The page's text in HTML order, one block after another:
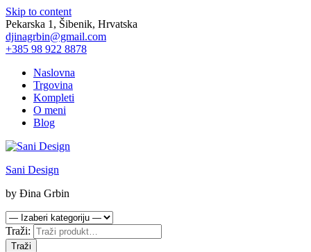
Skip to content
Pekarska 1, Šibenik, Hrvatska
djinagrbin@gmail.com
+385 98 922 8878
Naslovna
Trgovina
Kompleti
O meni
Blog
Sani Design
by Đina Grbin
Traži:
Traži